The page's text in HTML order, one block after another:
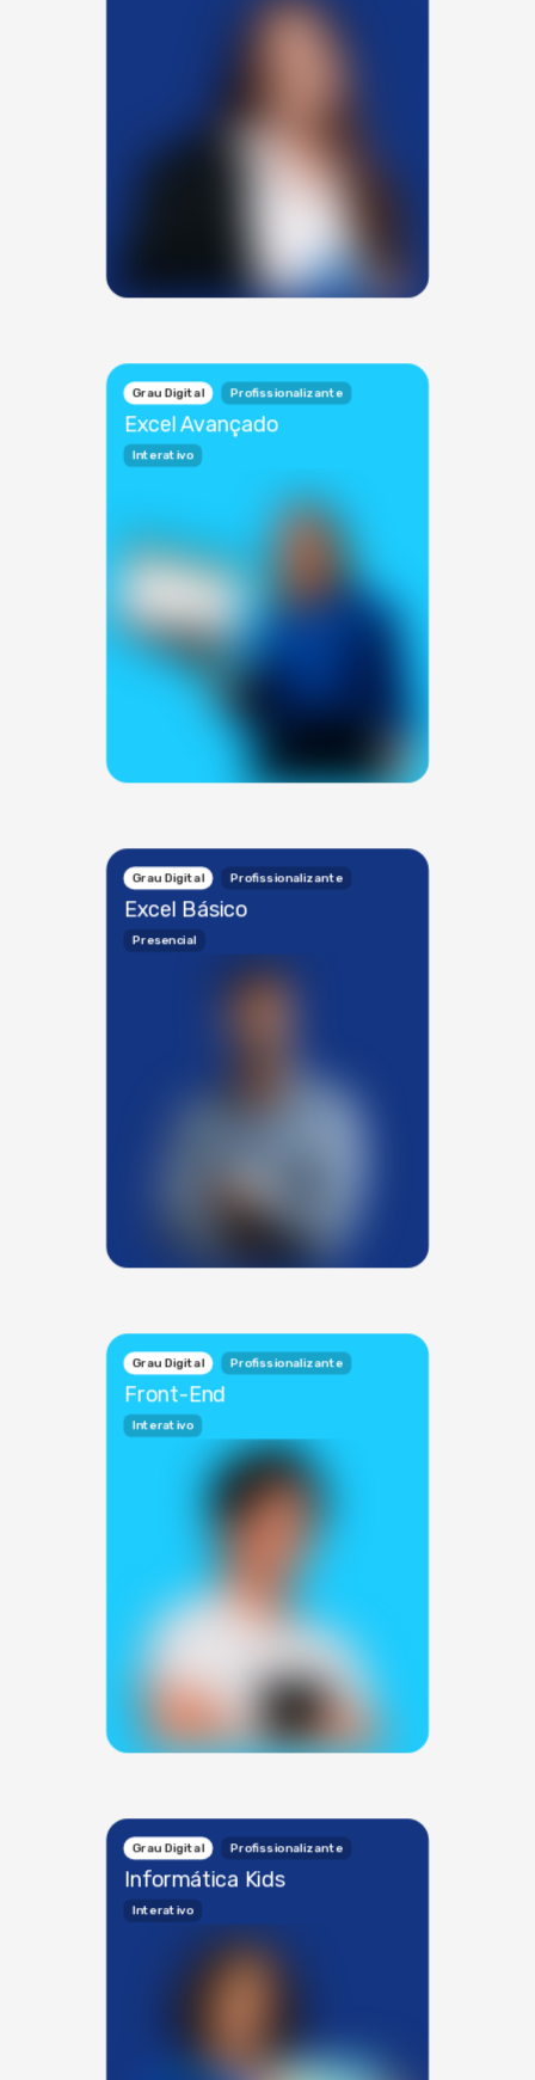
Grau Digital Profissionalizante
Excel Avançado
Interativo
Grau Digital Profissionalizante
Excel Básico
Presencial
Grau Digital Profissionalizante
Front-End
Interativo
Grau Digital Profissionalizante
Informática Kids
Interativo